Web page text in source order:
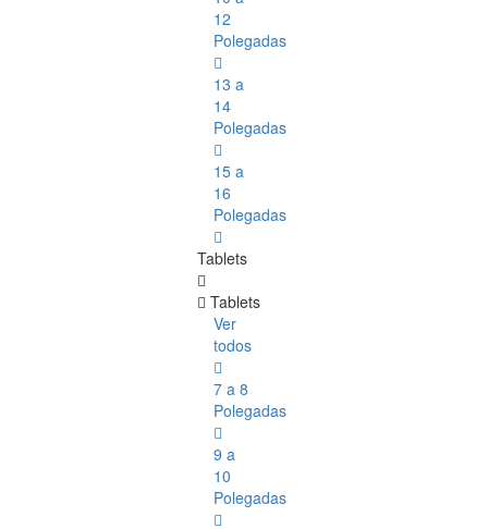
12
Polegadas
13 a
14
Polegadas
15 a
16
Polegadas
Tablets
Tablets
Ver
todos
7 a 8
Polegadas
9 a
10
Polegadas